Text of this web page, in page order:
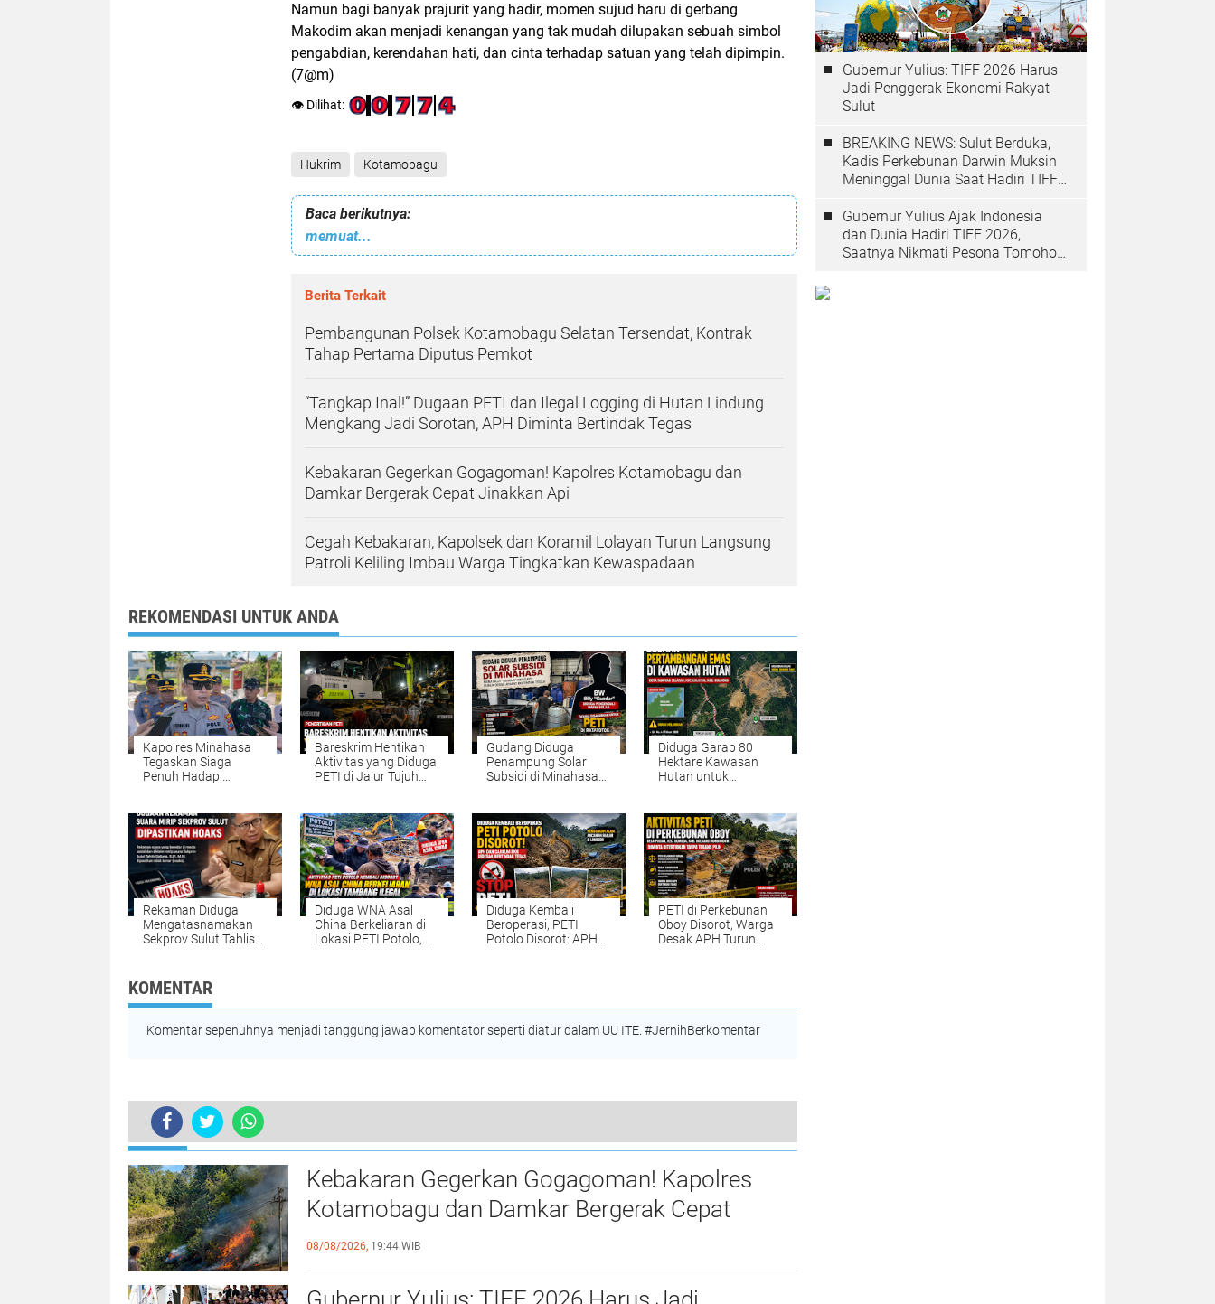
Namun bagi banyak prajurit yang hadir, momen sujud haru di gerbang
Makodim akan menjadi kenangan yang tak mudah dilupakan sebuah simbol
pengabdian, kerendahan hati, dan cinta terhadap satuan yang telah dipimpin.
(7@m)
👁️ Dilihat:
Hukrim Kotamobagu
Baca berikutnya:
memuat...
Berita Terkait
Pembangunan Polsek Kotamobagu Selatan Tersendat, Kontrak
Tahap Pertama Diputus Pemkot
“Tangkap Inal!” Dugaan PETI dan Ilegal Logging di Hutan Lindung
Mengkang Jadi Sorotan, APH Diminta Bertindak Tegas
Kebakaran Gegerkan Gogagoman! Kapolres Kotamobagu dan
Damkar Bergerak Cepat Jinakkan Api
Cegah Kebakaran, Kapolsek dan Koramil Lolayan Turun Langsung
Patroli Keliling Imbau Warga Tingkatkan Kewaspadaan
REKOMENDASI UNTUK ANDA
Kapolres Minahasa
Tegaskan Siaga
Penuh Hadapi
Jangan Buka Lahan
dengan Cara
Membakar
Bareskrim Hentikan
Aktivitas yang Diduga
PETI di Jalur Tujuh
Diamankan
Gudang Diduga
Penampung Solar
Subsidi di Minahasa
Publik Desak Polda
Sulut Bertindak Tegas
Diduga Garap 80
Hektare Kawasan
Hutan untuk
Mobagu Group
Diselidiki Aparat
Rekaman Diduga
Mengatasnamakan
Sekprov Sulut Tahlis
Diminta Tak Mudah
Percaya
Diduga WNA Asal
China Berkeliaran di
Lokasi PETI Potolo,
Diduga Kembali
Beroperasi, PETI
Potolo Disorot: APH
PETI di Perkebunan
Oboy Disorot, Warga
Desak APH Turun
KOMENTAR
Komentar sepenuhnya menjadi tanggung jawab komentator seperti diatur dalam UU ITE. #JernihBerkomentar
Sujud Haru di Gerbang Makodim: Letkol Fahmil Harris Lepas Jabatan, Manase Lomo Resmi Pimpin Kodim 1303/BM
TERKINI
Kebakaran Gegerkan Gogagoman! Kapolres
Kotamobagu dan Damkar Bergerak Cepat
Jinakkan Api
08/08/2026, 19:44 WIB
Gubernur Yulius: TIFF 2026 Harus
Jadi Penggerak Ekonomi Rakyat
Sulut
BREAKING NEWS: Sulut Berduka,
Kadis Perkebunan Darwin Muksin
Meninggal Dunia Saat Hadiri TIFF
Gubernur Yulius Ajak Indonesia
dan Dunia Hadiri TIFF 2026,
Saatnya Nikmati Pesona Tomohon